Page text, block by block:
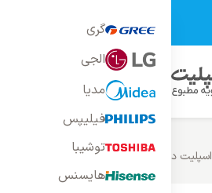
تمامی محصولات
محصولات
گری
الجی
مدیا
فیلیپس
توشیبا
هایسنس
خانه
اسپلیت دیواری یونیوا / کولر گازی یونیوا 30000 مدل UN-MS30CD NEON SCROLL